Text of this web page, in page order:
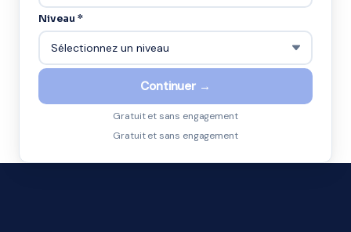
Niveau *
Continuer →
Gratuit et sans engagement
Gratuit et sans engagement